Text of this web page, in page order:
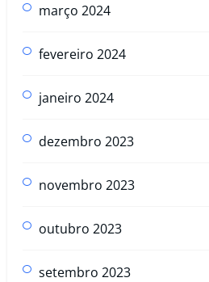
março 2024
fevereiro 2024
janeiro 2024
dezembro 2023
novembro 2023
outubro 2023
setembro 2023